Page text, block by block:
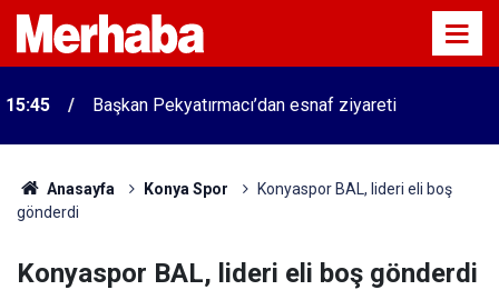
15:45 Başkan Pekyatırmacı’dan esnaf ziyareti
Anasayfa Konya Spor
Konyaspor BAL, lideri eli boş
gönderdi
Konyaspor BAL, lideri eli boş gönderdi